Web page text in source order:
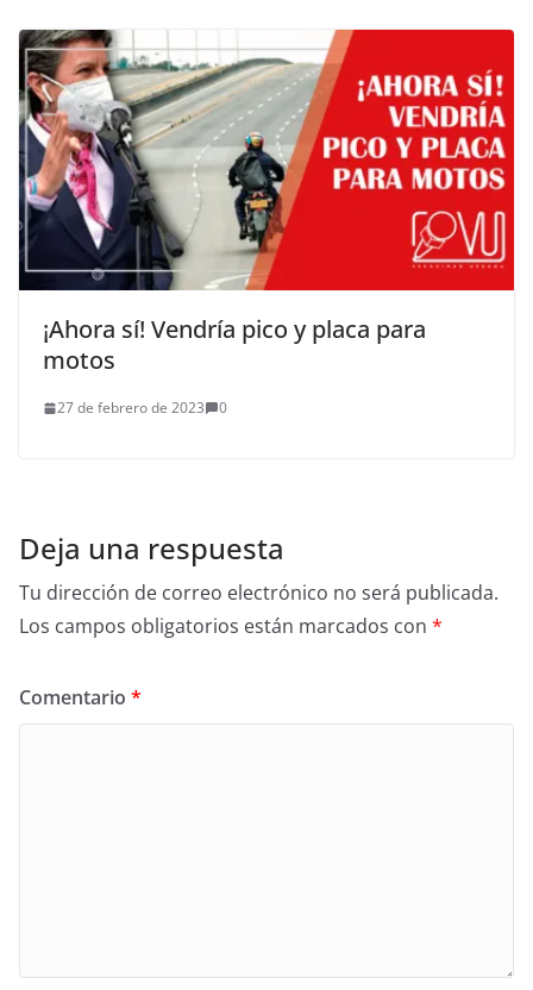
¡Ahora sí! Vendría pico y placa para
motos
27 de febrero de 2023 0
Deja una respuesta
Tu dirección de correo electrónico no será publicada.
Los campos obligatorios están marcados con *
Comentario *